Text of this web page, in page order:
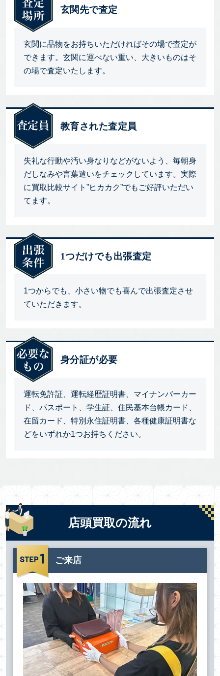
玄関先で査定
玄関に品物をお持ちいただければその場で査定が
できます。玄関に運べない重い、大きいものはそ
の場で査定いたします。
教育された査定員
失礼な行動や汚い身なりなどがないよう、毎朝身
だしなみや言葉遣いをチェックしています。実際
に買取比較サイト”ヒカカク”でもご好評いただい
てます。
1つだけでも出張査定
1つからでも、小さい物でも喜んで出張査定させ
ていただきます。
身分証が必要
運転免許証、運転経歴証明書、マイナンバーカー
ド、パスポート、学生証、住民基本台帳カード、
在留カード、特別永住証明書、各種健康証明書な
どをいずれか1つお持ちください。
店頭買取の流れ
ご来店